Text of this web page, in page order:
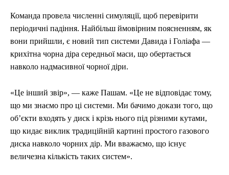
Команда провела численні симуляції, щоб перевірити
періодичні падіння. Найбільш ймовірним поясненням, як
вони прийшли, є новий тип системи Давида і Голіафа —
крихітна чорна діра середньої маси, що обертається
навколо надмасивної чорної діри.
«Це інший звір», — каже Пашам. «Це не відповідає тому,
що ми знаємо про ці системи. Ми бачимо докази того, що
об’єкти входять у диск і крізь нього під різними кутами,
що кидає виклик традиційній картині простого газового
диска навколо чорних дір. Ми вважаємо, що існує
величезна кількість таких систем».